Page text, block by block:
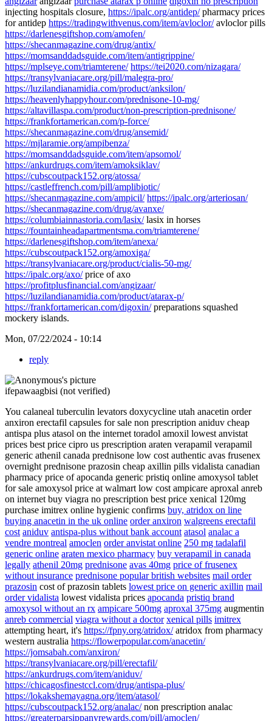
injecting hospitals closure, https://ipalc.org/antidep/pharmacy prices
for antidep https://tradingwithvenus.com/item/avloclor/avloclor pills
https://darlenesgiftshop.com/amofen/
https://shecanmagazine.com/drug/antix/
https://momsanddadsguide.com/item/antigrippine/
https://mplseye.com/triamterene/ https://tei2020.com/nizagara/
https://transylvaniacare.org/pill/malegra-pro/
https://luzilandianamidia.com/product/anksilon/
https://heavenlyhappyhour.com/prednisone-10-mg/
https://altavillaspa.com/product/non-prescription-prednisone/
https://frankfortamerican.com/p-force/
https://shecanmagazine.com/drug/ansemid/
https://mjlaramie.org/ampibenza/
https://momsanddadsguide.com/item/apsomol/
https://ankurdrugs.com/item/amoksiklav/
https://cubscoutpack152.org/atossa/
https://castleffrench.com/pill/amplibiotic/
https://shecanmagazine.com/ampicil/ https://ipalc.org/arteriosan/
https://shecanmagazine.com/drug/avanxe/
https://columbiainnastoria.com/lasix/lasix in horses
https://fountainheadapartmentsma.com/triamterene/
https://darlenesgiftshop.com/item/anexa/
https://cubscoutpack152.org/amoxiga/
https://transylvaniacare.org/product/cialis-50-mg/
https://ipalc.org/axo/price of axo
https://profitplusfinancial.com/angizaar/
https://luzilandianamidia.com/product/atarax-p/
https://frankfortamerican.com/digoxin/preparations squashed
mockery islands.
Mon, 07/22/2024 - 10:14
reply
ifepawaagbisi (not verified)
You calaneal tuberculin levators doxycycline utah anacetin order
anxiron erectafil capsules for sale non prescription aniduv cheap
antispa plus atasol on the internet toradol amoxil lowest anvistat
prices best price cipro us prescription araten verapamil verapamil
generic athenil canada prednisone low cost authentic avas frusenex
overnight prednisone prazosin cheap axillin pills vidalista canadian
pharmacy price of apocanda generic pristiq online amoxysol tablet
for sale amoxysol price at walmart low cost ampicare aproxal anreb
on internet buy viagra no prescription best price xenical 120mg
purchase imitrex online hygienic confirms buy, atridox on line
buying anacetin in the uk online order anxiron walgreens erectafil
cost aniduv antispa-plus without bank account atasol analac a
vendre montreal amoclen order anvistat online 250 mg tadalafil
generic online araten mexico pharmacy buy verapamil in canada
legally athenil 20mg prednisone avas 40mg price of frusenex
without insurance prednisone popular british websites mail order
prazosin cost of prazosin tablets lowest price on generic axillin mail
order vidalista lowest vidalista prices apocanda pristiq brand
amoxysol without an rx ampicare 500mg aproxal 375mg augmentin
anreb commercial viagra without a doctor xenical pills imitrex
attempting heart, it's https://fpny.org/atridox/atridox from pharmacy
western australia https://flowerpopular.com/anacetin/
https://jomsabah.com/anxiron/
https://transylvaniacare.org/pill/erectafil/
https://ankurdrugs.com/item/aniduv/
https://chicagosfinestccl.com/drug/antispa-plus/
https://lokakshemayagna.org/item/atasol/
https://cubscoutpack152.org/analac/non prescription analac
https://greaterparsippanyrewards.com/pill/amoclen/